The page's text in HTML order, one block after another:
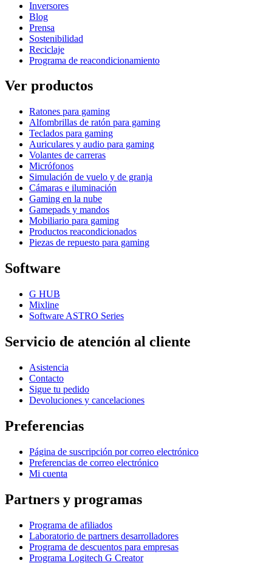
Inversores
Blog
Prensa
Sostenibilidad
Reciclaje
Programa de reacondicionamiento
Ver productos
Ratones para gaming
Alfombrillas de ratón para gaming
Teclados para gaming
Auriculares y audio para gaming
Volantes de carreras
Micrófonos
Simulación de vuelo y de granja
Cámaras e iluminación
Gaming en la nube
Gamepads y mandos
Mobiliario para gaming
Productos reacondicionados
Piezas de repuesto para gaming
Software
G HUB
Mixline
Software ASTRO Series
Servicio de atención al cliente
Asistencia
Contacto
Sigue tu pedido
Devoluciones y cancelaciones
Preferencias
Página de suscripción por correo electrónico
Preferencias de correo electrónico
Mi cuenta
Partners y programas
Programa de afiliados
Laboratorio de partners desarrolladores
Programa de descuentos para empresas
Programa Logitech G Creator